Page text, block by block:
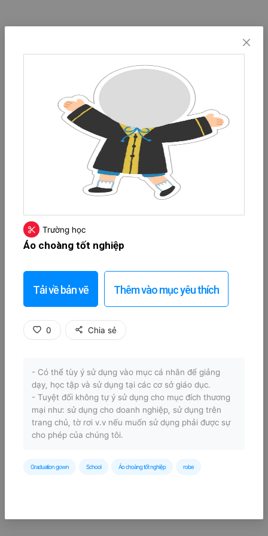
Trường học
Áo choàng tốt nghiệp
Tải về bản vẽ Thêm vào mục yêu thích
0 Chia sẻ
- Có thể tùy ý sử dụng vào mục cá nhân để giảng
dạy, học tập và sử dụng tại các cơ sở giáo dục.
- Tuyệt đối không tự ý sử dụng cho mục đích thương
mại như: sử dụng cho doanh nghiệp, sử dụng trên
trang chủ, tờ rơi v.v nếu muốn sử dụng phải được sự
cho phép của chúng tôi.
Graduation gown School Áo choàng tốt nghiệp robe